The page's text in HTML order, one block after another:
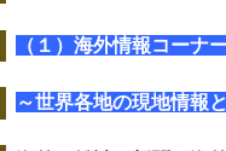
（１）海外情報コーナ
～世界各地の現地情報